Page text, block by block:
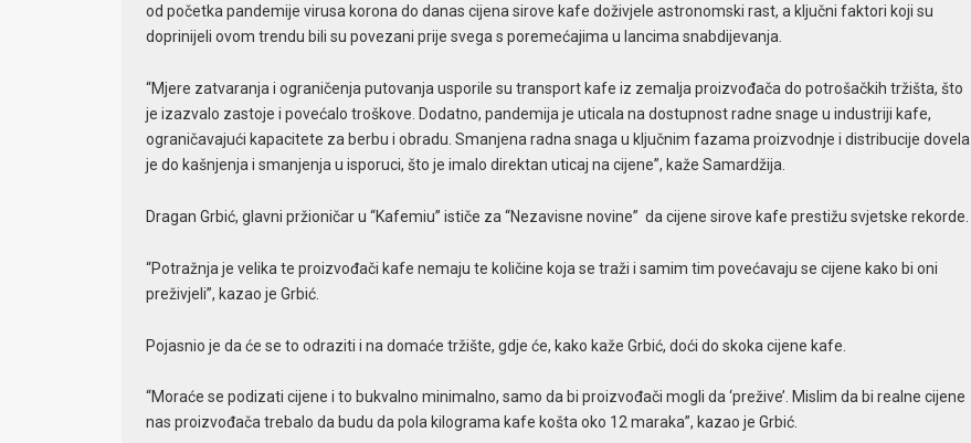
od početka pandemije virusa korona do danas cijena sirove kafe doživjele astronomski rast, a ključni faktori koji su
doprinijeli ovom trendu bili su povezani prije svega s poremećajima u lancima snabdijevanja.
“Mjere zatvaranja i ograničenja putovanja usporile su transport kafe iz zemalja proizvođača do potrošačkih tržišta, što
je izazvalo zastoje i povećalo troškove. Dodatno, pandemija je uticala na dostupnost radne snage u industriji kafe,
ograničavajući kapacitete za berbu i obradu. Smanjena radna snaga u ključnim fazama proizvodnje i distribucije dovela
je do kašnjenja i smanjenja u isporuci, što je imalo direktan uticaj na cijene”, kaže Samardžija.
Dragan Grbić, glavni pržioničar u “Kafemiu” ističe za “Nezavisne novine” da cijene sirove kafe prestižu svjetske rekorde.
“Potražnja je velika te proizvođači kafe nemaju te količine koja se traži i samim tim povećavaju se cijene kako bi oni
preživjeli”, kazao je Grbić.
Pojasnio je da će se to odraziti i na domaće tržište, gdje će, kako kaže Grbić, doći do skoka cijene kafe.
“Moraće se podizati cijene i to bukvalno minimalno, samo da bi proizvođači mogli da ‘prežive’. Mislim da bi realne cijene
nas proizvođača trebalo da budu da pola kilograma kafe košta oko 12 maraka”, kazao je Grbić.